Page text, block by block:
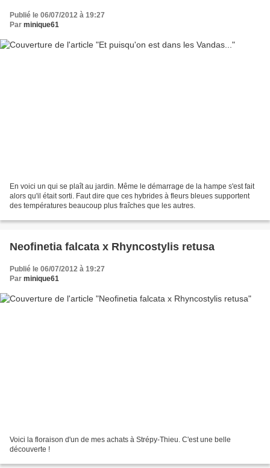
Publié le 06/07/2012 à 19:27
Par minique61
En voici un qui se plaît au jardin. Même le démarrage de la hampe s'est fait
alors qu'il était sorti. Faut dire que ces hybrides à fleurs bleues supportent
des températures beaucoup plus fraîches que les autres.
Neofinetia falcata x Rhyncostylis retusa
Publié le 06/07/2012 à 19:27
Par minique61
Voici la floraison d'un de mes achats à Strépy-Thieu. C'est une belle
découverte !